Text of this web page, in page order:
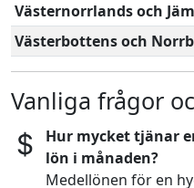
Västernorrlands och
Västerbottens och
Vanliga frågor
Hur mycket tjänar
lön i månaden?
Medellönen för en